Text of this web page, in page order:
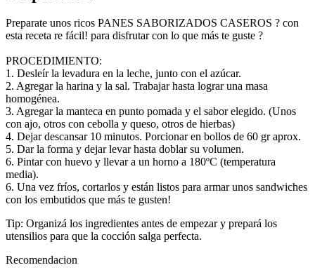
Preparate unos ricos PANES SABORIZADOS CASEROS ? con
esta receta re fácil! para disfrutar con lo que más te guste ?
PROCEDIMIENTO:
1. Desleír la levadura en la leche, junto con el azúcar.
2. Agregar la harina y la sal. Trabajar hasta lograr una masa
homogénea.
3. Agregar la manteca en punto pomada y el sabor elegido. (Unos
con ajo, otros con cebolla y queso, otros de hierbas)
4. Dejar descansar 10 minutos. Porcionar en bollos de 60 gr aprox.
5. Dar la forma y dejar levar hasta doblar su volumen.
6. Pintar con huevo y llevar a un horno a 180ºC (temperatura
media).
6. Una vez fríos, cortarlos y están listos para armar unos sandwiches
con los embutidos que más te gusten!
Tip: Organizá los ingredientes antes de empezar y prepará los
utensilios para que la cocción salga perfecta.
Recomendacion